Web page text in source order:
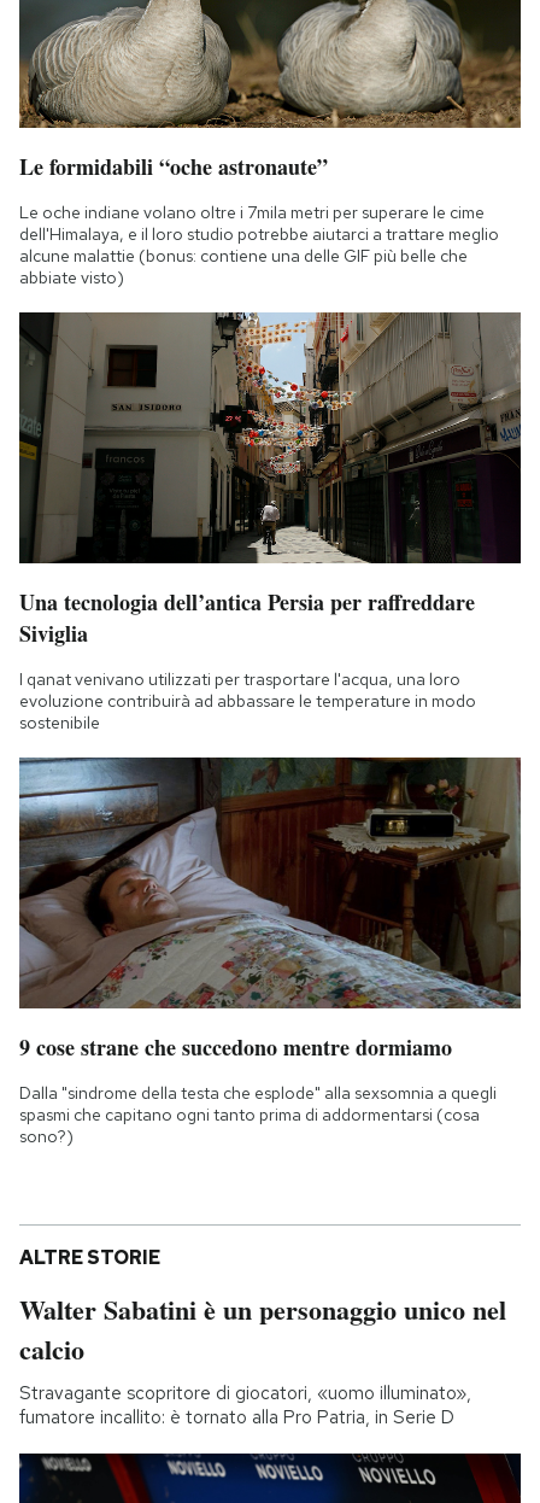
Le formidabili “oche astronaute”
Le oche indiane volano oltre i 7mila metri per superare le cime
dell'Himalaya, e il loro studio potrebbe aiutarci a trattare meglio
alcune malattie (bonus: contiene una delle GIF più belle che
abbiate visto)
Una tecnologia dell’antica Persia per raffreddare
Siviglia
I qanat venivano utilizzati per trasportare l'acqua, una loro
evoluzione contribuirà ad abbassare le temperature in modo
sostenibile
9 cose strane che succedono mentre dormiamo
Dalla "sindrome della testa che esplode" alla sexsomnia a quegli
spasmi che capitano ogni tanto prima di addormentarsi (cosa
sono?)
ALTRE STORIE
Walter Sabatini è un personaggio unico nel
calcio
Stravagante scopritore di giocatori, «uomo illuminato»,
fumatore incallito: è tornato alla Pro Patria, in Serie D